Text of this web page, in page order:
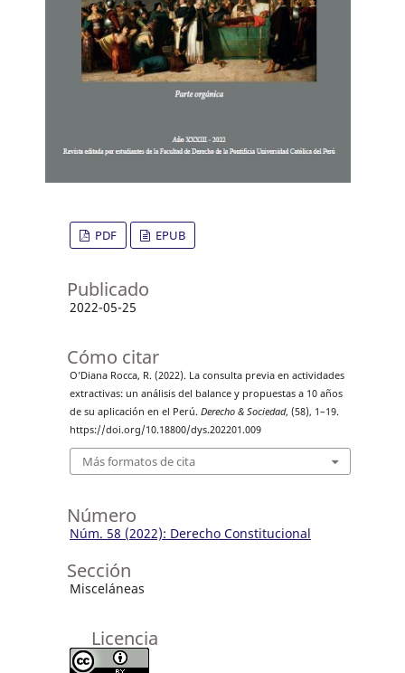
PDF EPUB
Publicado
2022-05-25
Cómo citar
O’Diana Rocca, R. (2022). La consulta previa en actividades
extractivas: un análisis del balance y propuestas a 10 años
de su aplicación en el Perú. Derecho & Sociedad, (58), 1–19.
https://doi.org/10.18800/dys.202201.009
Más formatos de cita
Número
Núm. 58 (2022): Derecho Constitucional
Sección
Misceláneas
Licencia